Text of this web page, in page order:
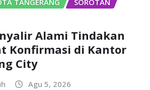
TANGERANG
SOROTAN
Alami Tindakan
Konfirmasi di Kantor
City
Agu 5, 2026